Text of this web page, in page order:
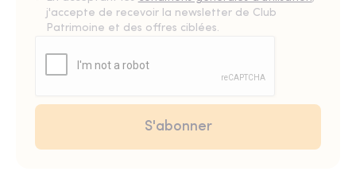
j'accepte de recevoir la newsletter de Club
Patrimoine et des offres ciblées.